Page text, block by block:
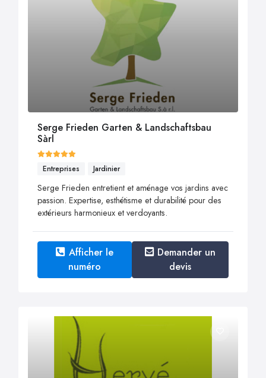
Serge Frieden Garten & Landschaftsbau
Sàrl
Entreprises Jardinier
Serge Frieden entretient et aménage vos jardins avec
passion. Expertise, esthétisme et durabilité pour des
extérieurs harmonieux et verdoyants.
Afficher le
numéro
Demander un
devis